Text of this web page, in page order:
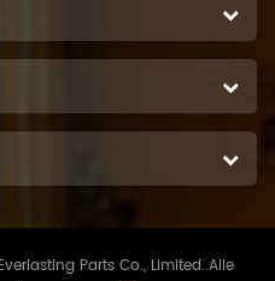
Parts Co., Limited..Alle